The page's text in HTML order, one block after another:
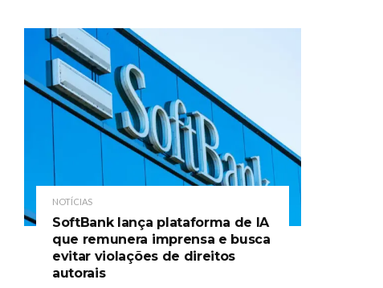
NOTÍCIAS
SoftBank lança plataforma de IA
que remunera imprensa e busca
evitar violações de direitos
autorais